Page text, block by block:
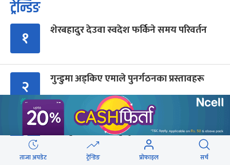
ट्रेन्डिङ
१ शेरबहादुर देउवा स्वदेश फर्किने समय परिवर्तन
२ गुन्डुमा अड्किए एमाले पुनर्गठनका प्रस्तावहरू
३
बालेनलाई मनीष झाको जवाफ : महान जनादेश
पाएको सरकार एक्लो छैन
ताजा अपडेट ट्रेन्डिङ प्रोफाइल सर्च